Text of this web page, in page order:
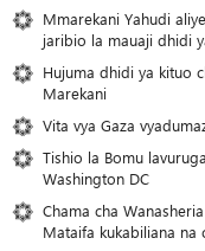
Mmarekani Yahudi
jaribio la mauaji dhidi
Hujuma dhidi ya kituo
Marekani
Vita vya Gaza
Tishio la Bomu
Washington DC
Chama cha
Mataifa kukabiliana na